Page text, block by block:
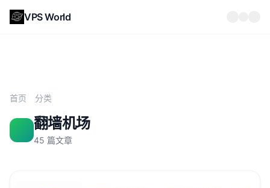
VPS World
首页 分类
翻墙机场
45 篇文章